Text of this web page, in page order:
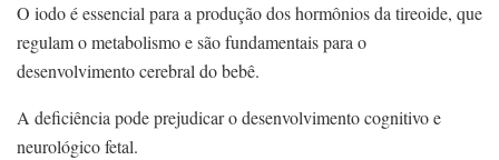
O iodo é essencial para a produção dos hormônios da tireoide, que
regulam o metabolismo e são fundamentais para o
desenvolvimento cerebral do bebê.
A deficiência pode prejudicar o desenvolvimento cognitivo e
neurológico fetal.